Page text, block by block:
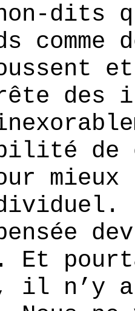
dits
comme
des
de
Et
il n’y